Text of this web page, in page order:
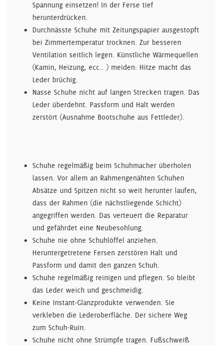
Spannung einsetzen! In der Ferse tief
herunterdrücken.
Durchnässte Schuhe mit Zeitungspapier ausgestopft
bei Zimmertemperatur trocknen. Zur besseren
Ventilation seitlich legen. Künstliche Wärmequellen
(Kamin, Heizung, ecc.. ) meiden: Hitze macht das
Leder brüchig.
Nasse Schuhe nicht auf langen Strecken tragen. Das
Leder überdehnt. Passform und Halt werden
zerstört (Ausnahme Bootschuhe aus Fettleder).
Schuhe regelmäßig beim Schuhmacher überholen
lassen. Vor allem an Rahmengenähten Schuhen
Absätze und Spitzen nicht so weit herunter laufen,
dass der Rahmen (die nächstliegende Schicht)
angegriffen werden. Das verteuert die Reparatur
und gefährdet eine Neubesohlung.
Schuhe nie ohne Schuhlöffel anziehen.
Heruntergetretene Fersen zerstören Halt und
Passform und damit den ganzen Schuh.
Schuhe regelmäßig reinigen und pflegen. So bleibt
das Leder weich und geschmeidig.
Keine Instant-Glanzprodukte verwenden. Sie
verkleben die Lederoberfläche. Der sichere Weg
zum Schuh-Ruin.
Schuhe nicht ohne Strümpfe tragen. Fußschweiß